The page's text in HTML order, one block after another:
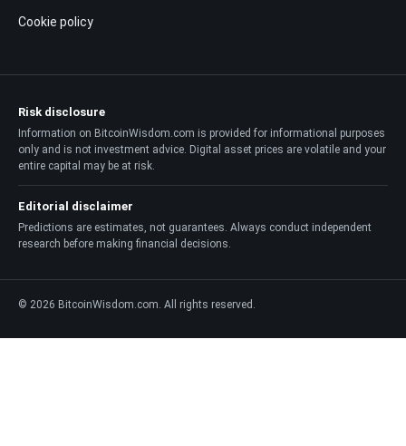
Cookie policy
Risk disclosure
Information on BitcoinWisdom.com is provided for informational purposes
only and is not investment advice. Digital asset prices are volatile and your
entire capital may be at risk.
Editorial disclaimer
Predictions are estimates, not guarantees. Always conduct independent
research before making financial decisions.
© 2026 BitcoinWisdom.com. All rights reserved.